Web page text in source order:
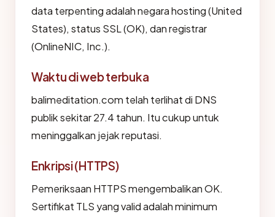
data terpenting adalah negara hosting (United
States), status SSL (OK), dan registrar
(OnlineNIC, Inc.).
Waktu di web terbuka
balimeditation.com telah terlihat di DNS
publik sekitar 27.4 tahun. Itu cukup untuk
meninggalkan jejak reputasi.
Enkripsi (HTTPS)
Pemeriksaan HTTPS mengembalikan OK.
Sertifikat TLS yang valid adalah minimum